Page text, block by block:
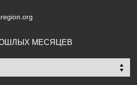
МЕСЯЦЕВ